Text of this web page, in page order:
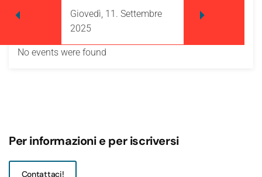
Giovedì, 11. Settembre
2025
No events were found
Per informazioni e per iscriversi
Contattaci!